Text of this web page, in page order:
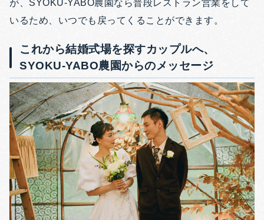
が、 SYOKU-YABO農園なら普段レストラン営業をして
いるため、いつでも戻ってくることができます。
これから結婚式場を探すカップルへ、
SYOKU-YABO農園からのメッセージ